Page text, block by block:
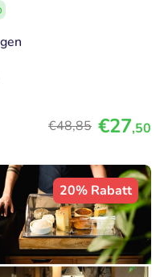
€48,85 €27,50
20% Rabatt